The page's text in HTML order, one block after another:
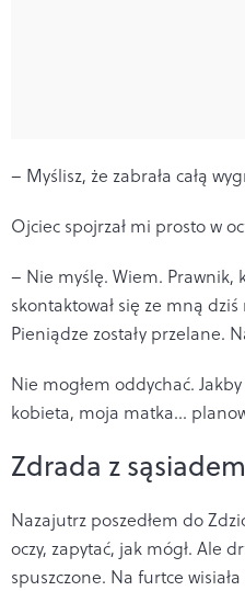
– Myślisz, że zabrała całą
Ojciec spojrzał mi prosto w
– Nie myślę. Wiem. Prawnik,
skontaktował się ze mną
Pieniądze zostały przelane.
Nie mogłem oddychać.
kobieta, moja matka…
Zdrada z sąsiadem
Nazajutrz poszedłem do
oczy, zapytać, jak mógł. Ale
spuszczone. Na furtce